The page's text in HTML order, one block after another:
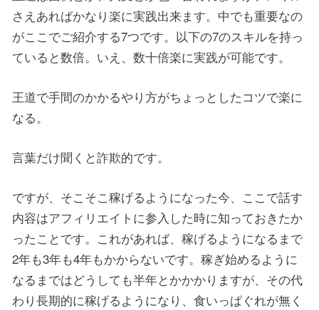
さえあればかなり楽に実践出来ます。中でも重要なの
がここでご紹介する7つです。以下の7のスキルを持っ
ていると数倍。いえ、数十倍楽に実践が可能です。
王道で手間のかかるやり方がちょっとしたコツで楽に
なる。
言葉だけ聞くと詐欺的です。
ですが、そこそこ稼げるようになった今、ここで話す
内容はアフィリエイトに参入した時に知っておきたか
ったことです。これがあれば、稼げるようになるまで
2年も3年も4年もかからないです。稼ぎ始めるように
なるまではどうしても半年とかかかりますが、その代
わり長期的に稼げるようになり、食いっぱぐれが無く